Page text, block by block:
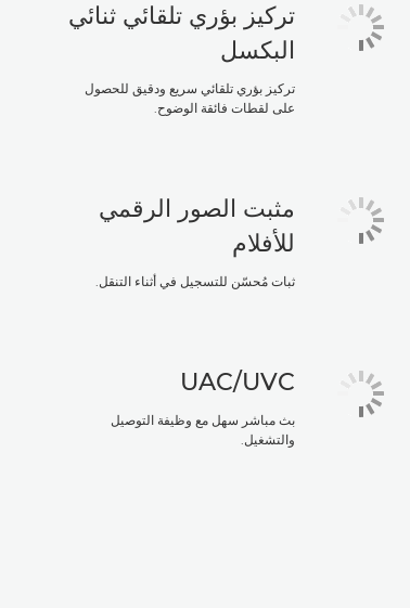
تركيز بؤري تلقائي ثنائي
البكسل
تركيز بؤري تلقائي سريع ودقيق للحصول
على لقطات فائقة الوضوح.
مثبت الصور الرقمي
للأفلام
ثبات مُحسّن للتسجيل في أثناء التنقل.
UVC/‏UAC
بث مباشر سهل مع وظيفة التوصيل
والتشغيل.